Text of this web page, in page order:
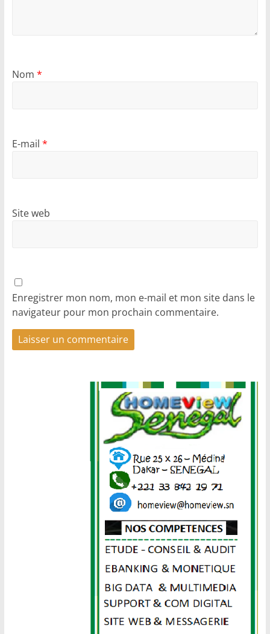
Nom *
E-mail *
Site web
Enregistrer mon nom, mon e-mail et mon site dans le
navigateur pour mon prochain commentaire.